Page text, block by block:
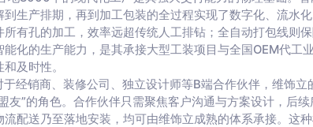
生产排期，再到加工包装的全过程实现了数字化、流水
有孔的加工，效率远超传统人工排钻；全自动打包线则
化的生产能力，是其承接大型工装项目与全国OEM代工
及时性。
经销商、装修公司、独立设计师等B端合作伙伴，维饰立
友”的角色。合作伙伴只需聚焦客户沟通与方案设计，后
配送乃至落地安装，均可由维饰立成熟的体系承接。这